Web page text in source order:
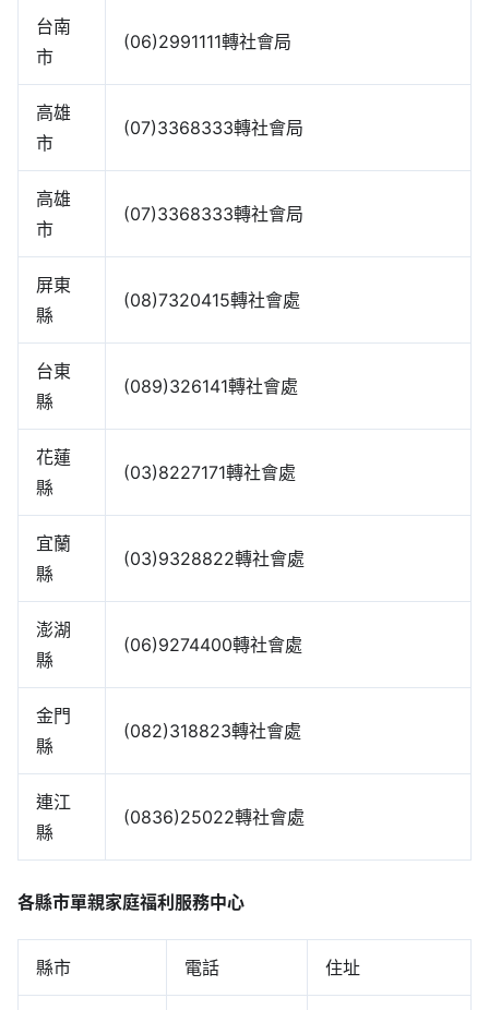
台南
市
(06)2991111轉社會局
高雄
市
(07)3368333轉社會局
高雄
市
(07)3368333轉社會局
屏東
縣
(08)7320415轉社會處
台東
縣
(089)326141轉社會處
花蓮
縣
(03)8227171轉社會處
宜蘭
縣
(03)9328822轉社會處
澎湖
縣
(06)9274400轉社會處
金門
縣
(082)318823轉社會處
連江
縣
(0836)25022轉社會處
各縣市單親家庭福利服務中心
縣市 電話 住址